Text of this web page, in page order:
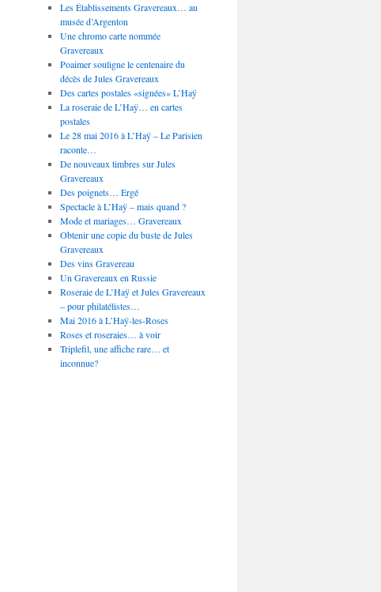
Les Établissements Gravereaux… au
musée d’Argenton
Une chromo carte nommée
Gravereaux
Poaimer souligne le centenaire du
décès de Jules Gravereaux
Des cartes postales «signées» L’Haÿ
La roseraie de L’Haÿ… en cartes
postales
Le 28 mai 2016 à L’Haÿ – Le Parisien
raconte…
De nouveaux timbres sur Jules
Gravereaux
Des poignets… Ergé
Spectacle à L’Haÿ – mais quand ?
Mode et mariages… Gravereaux
Obtenir une copie du buste de Jules
Gravereaux
Des vins Gravereau
Un Gravereaux en Russie
Roseraie de L’Haÿ et Jules Gravereaux
– pour philatélistes…
Mai 2016 à L’Haÿ-les-Roses
Roses et roseraies… à voir
Triplefil, une affiche rare… et
inconnue?